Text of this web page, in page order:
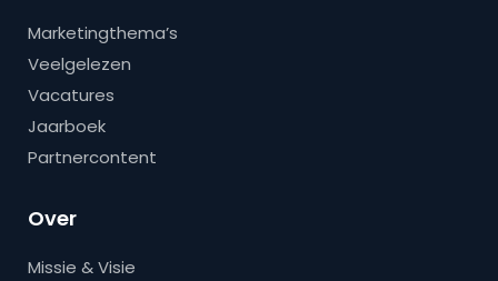
Marketingthema’s
Veelgelezen
Vacatures
Jaarboek
Partnercontent
Over
Missie & Visie